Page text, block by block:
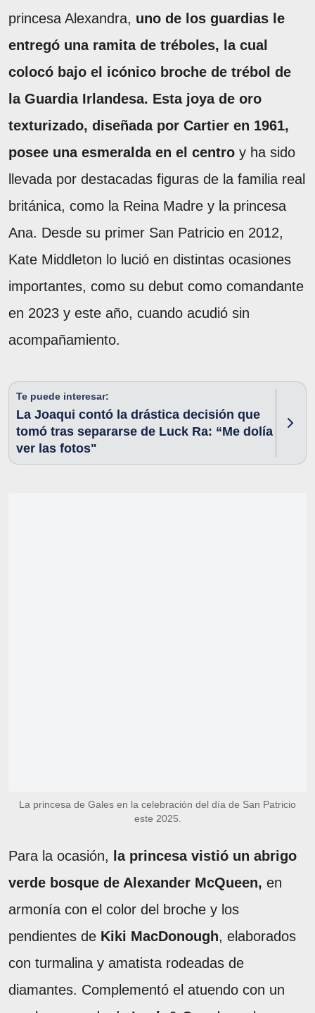
princesa Alexandra, uno de los guardias le
entregó una ramita de tréboles, la cual
colocó bajo el icónico broche de trébol de
la Guardia Irlandesa. Esta joya de oro
texturizado, diseñada por Cartier en 1961,
posee una esmeralda en el centro y ha sido
llevada por destacadas figuras de la familia real
británica, como la Reina Madre y la princesa
Ana. Desde su primer San Patricio en 2012,
Kate Middleton lo lució en distintas ocasiones
importantes, como su debut como comandante
en 2023 y este año, cuando acudió sin
acompañamiento.
Te puede interesar:
La Joaqui contó la drástica decisión que
tomó tras separarse de Luck Ra: “Me dolía
ver las fotos"
La princesa de Gales en la celebración del día de San Patricio
este 2025.
Para la ocasión, la princesa vistió un abrigo
verde bosque de Alexander McQueen, en
armonía con el color del broche y los
pendientes de Kiki MacDonough, elaborados
con turmalina y amatista rodeadas de
diamantes. Complementó el atuendo con un